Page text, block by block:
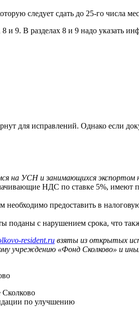
следует сдать до 25-го числа
и 9. В разделах 8 и 9 надо указать
для исправлений. Однако если
на УСНи занимающихся
НДС по ставке 5%, имеют
предоставить в
поданы с нарушением срока, что
resident.ru взяты из открытых
учреждению «Фонд Сколково» и
Сколково
по улучшению